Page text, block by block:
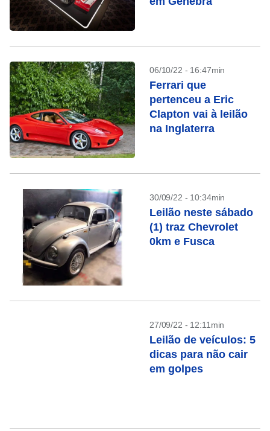
06/10/22 - 16:47min
Ferrari que
pertenceu a Eric
Clapton vai à leilão
na Inglaterra
30/09/22 - 10:34min
Leilão neste sábado
(1) traz Chevrolet
0km e Fusca
27/09/22 - 12:11min
Leilão de veículos: 5
dicas para não cair
em golpes